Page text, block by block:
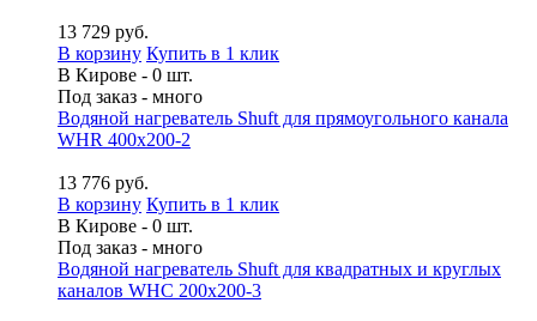
13 729 руб.
В корзину Купить в 1 клик
В Кирове - 0 шт.
Под заказ - много
Водяной нагреватель Shuft для прямоугольного канала
WHR 400x200-2
13 776 руб.
В корзину Купить в 1 клик
В Кирове - 0 шт.
Под заказ - много
Водяной нагреватель Shuft для квадратных и круглых
каналов WHC 200x200-3